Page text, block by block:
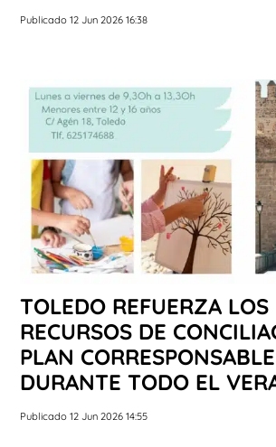
Publicado 12 Jun 2026 16:38
TOLEDO REFUERZA LOS
RECURSOS DE
PLAN
DURANTE TODO EL
Publicado 12 Jun 2026 14:55